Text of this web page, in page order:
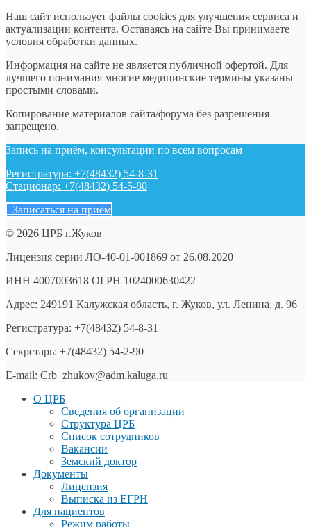
Наш сайт использует файлы cookies для улучшения сервиса и
актуализации контента. Оставаясь на сайте Вы принимаете
условия обработки данных.
Информация на сайте не является публичной офертой. Для
лучшего понимания многие медицинские термины указаны
простыми словами.
Копирование материалов сайта/форума без разрешения
запрещено.
Запись на приём, консультации по всем вопросам
Регистратура: +7(48432) 54-8-31
Стационар: +7(48432) 54-5-80
Записаться на приём
© 2026 ЦРБ г.Жуков
Лицензия серии ЛО-40-01-001869 от 26.08.2020
ИНН 4007003618 ОГРН 1024000630422
Адрес: 249191 Калужская область, г. Жуков, ул. Ленина, д. 96
Регистратура: +7(48432) 54-8-31
Секретарь: +7(48432) 54-2-90
E-mail: Crb_zhukov@adm.kaluga.ru
О ЦРБ
Сведения об организации
Структура ЦРБ
Список сотрудников
Вакансии
Земский доктор
Документы
Лицензия
Выписка из ЕГРН
Для пациентов
Режим работы